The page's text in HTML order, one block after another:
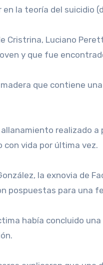
la teoría del suicidio
Cristrina, Luciano
y que fue
que contiene
realizado a
vida por última vez.
la exnovia de
pospuestas para una
había concluido